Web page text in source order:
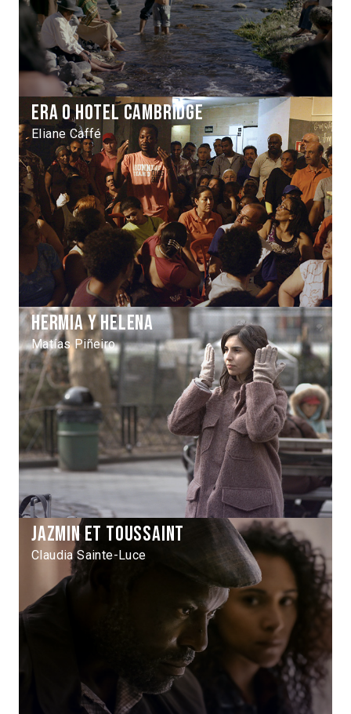
Era o hotel Cambridge
Eliane Caffé
Hermia y Helena
Matías Piñeiro
Jazmin et Toussaint
Claudia Sainte-Luce